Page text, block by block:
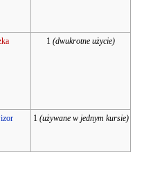
1 (dwukrotne użycie)
1 (używane w jednym kursie)